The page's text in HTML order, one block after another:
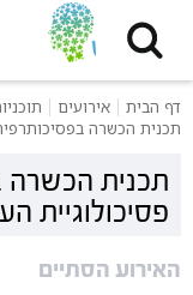
דף הבית אירועים
תכנית הכשרה
תכנית הכשרה
פסיכולוגיית
האירוע הסתיים